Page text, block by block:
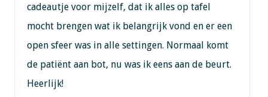
cadeautje voor mijzelf, dat ik alles op tafel
mocht brengen wat ik belangrijk vond en er een
open sfeer was in alle settingen. Normaal komt
de patiënt aan bot, nu was ik eens aan de beurt.
Heerlijk!